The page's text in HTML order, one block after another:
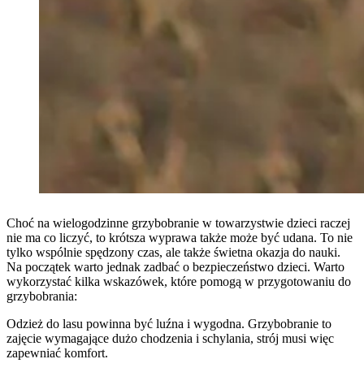
Choć na wielogodzinne grzybobranie w towarzystwie dzieci raczej
nie ma co liczyć, to krótsza wyprawa także może być udana. To nie
tylko wspólnie spędzony czas, ale także świetna okazja do nauki.
Na początek warto jednak zadbać o bezpieczeństwo dzieci. Warto
wykorzystać kilka wskazówek, które pomogą w przygotowaniu do
grzybobrania:
Odzież do lasu powinna być luźna i wygodna. Grzybobranie to
zajęcie wymagające dużo chodzenia i schylania, strój musi więc
zapewniać komfort.